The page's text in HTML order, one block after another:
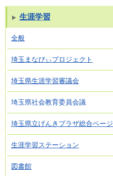
生涯学習
全般
埼玉まなびぃプロジェクト
埼玉県生涯学習審議会
埼玉県社会教育委員会議
埼玉県立げんきプラザ総合ページ
生涯学習ステーション
図書館